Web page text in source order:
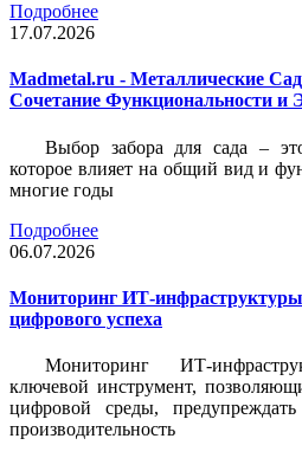
Подробнее
17.07.2026
Madmetal.ru - Металлические
Сочетание Функциональности и
Выбор забора для сада –
которое влияет на общий вид и
многие годы
Подробнее
06.07.2026
Мониторинг ИТ-
цифрового успеха
Мониторинг ИТ-
ключевой инструмент,
цифровой среды,
производительность